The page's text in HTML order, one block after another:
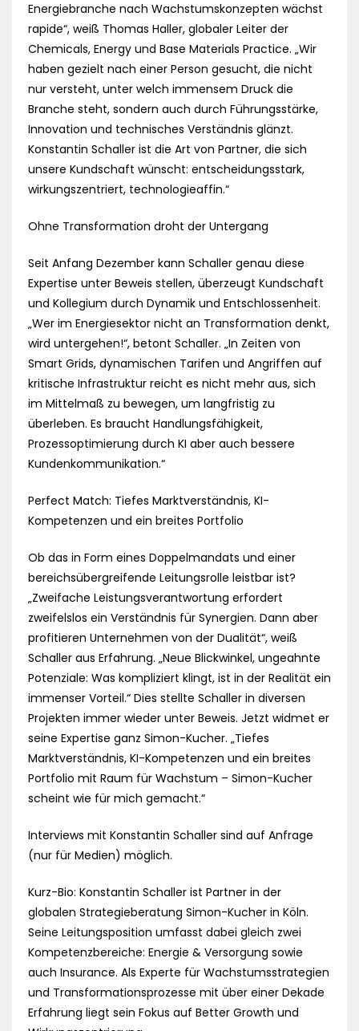
Energiebranche nach Wachstumskonzepten wächst
rapide“, weiß Thomas Haller, globaler Leiter der
Chemicals, Energy und Base Materials Practice. „Wir
haben gezielt nach einer Person gesucht, die nicht
nur versteht, unter welch immensem Druck die
Branche steht, sondern auch durch Führungsstärke,
Innovation und technisches Verständnis glänzt.
Konstantin Schaller ist die Art von Partner, die sich
unsere Kundschaft wünscht: entscheidungsstark,
wirkungszentriert, technologieaffin.“
Ohne Transformation droht der Untergang
Seit Anfang Dezember kann Schaller genau diese
Expertise unter Beweis stellen, überzeugt Kundschaft
und Kollegium durch Dynamik und Entschlossenheit.
„Wer im Energiesektor nicht an Transformation denkt,
wird untergehen!“, betont Schaller. „In Zeiten von
Smart Grids, dynamischen Tarifen und Angriffen auf
kritische Infrastruktur reicht es nicht mehr aus, sich
im Mittelmaß zu bewegen, um langfristig zu
überleben. Es braucht Handlungsfähigkeit,
Prozessoptimierung durch KI aber auch bessere
Kundenkommunikation.“
Perfect Match: Tiefes Marktverständnis, KI-
Kompetenzen und ein breites Portfolio
Ob das in Form eines Doppelmandats und einer
bereichsübergreifende Leitungsrolle leistbar ist?
„Zweifache Leistungsverantwortung erfordert
zweifelslos ein Verständnis für Synergien. Dann aber
profitieren Unternehmen von der Dualität“, weiß
Schaller aus Erfahrung. „Neue Blickwinkel, ungeahnte
Potenziale: Was kompliziert klingt, ist in der Realität ein
immenser Vorteil.“ Dies stellte Schaller in diversen
Projekten immer wieder unter Beweis. Jetzt widmet er
seine Expertise ganz Simon-Kucher. „Tiefes
Marktverständnis, KI-Kompetenzen und ein breites
Portfolio mit Raum für Wachstum – Simon-Kucher
scheint wie für mich gemacht.“
Interviews mit Konstantin Schaller sind auf Anfrage
(nur für Medien) möglich.
Kurz-Bio: Konstantin Schaller ist Partner in der
globalen Strategieberatung Simon-Kucher in Köln.
Seine Leitungsposition umfasst dabei gleich zwei
Kompetenzbereiche: Energie & Versorgung sowie
auch Insurance. Als Experte für Wachstumsstrategien
und Transformationsprozesse mit über einer Dekade
Erfahrung liegt sein Fokus auf Better Growth und